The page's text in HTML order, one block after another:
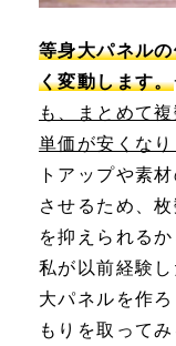
等身大パネル
く変動します。
も、まとめて
単価が安くなり
トアップや素
させるため、
を抑えられるか
私が以前経験
大パネルを作
もりを取って